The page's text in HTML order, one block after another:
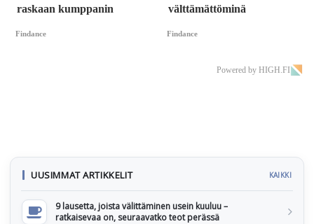
raskaan kumppanin
Findance
välttämättöminä
Findance
Powered by HIGH.FI
UUSIMMAT ARTIKKELIT KAIKKI
9 lausetta, joista välittäminen usein kuuluu –
ratkaisevaa on, seuraavatko teot perässä